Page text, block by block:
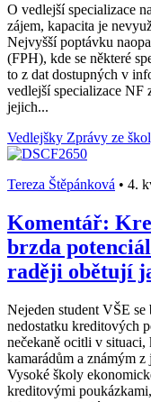
O vedlejší specializace
zájem, kapacita je
Nejvyšší poptávku
(FPH), kde se některé
to z dat dostupných v
vedlejší specializace NF
jejich...
Vedlejšky Zprávy ze
Tereza Štěpánková • 4.
Komentář:
brzda
raději obětují
Nejeden student VŠE se
nedostatku kreditových
nečekaně ocitli v
kamarádům a známým
Vysoké školy
kreditovými